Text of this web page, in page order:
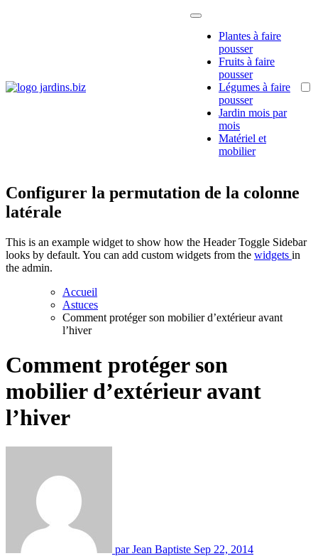
Jardins.biz
Tout savoir pour bien
entretenir son jardin
Plantes à faire
pousser
Fruits à faire
pousser
Légumes à faire
pousser
Jardin mois par
mois
Matériel et
mobilier
Configurer la permutation de la colonne
latérale
This is an example widget to show how the Header Toggle Sidebar
looks by default. You can add custom widgets from the widgets in
the admin.
Accueil
Astuces
Comment protéger son mobilier d’extérieur avant
l’hiver
Comment protéger son
mobilier d’extérieur avant
l’hiver
par Jean Baptiste Sep 22, 2014